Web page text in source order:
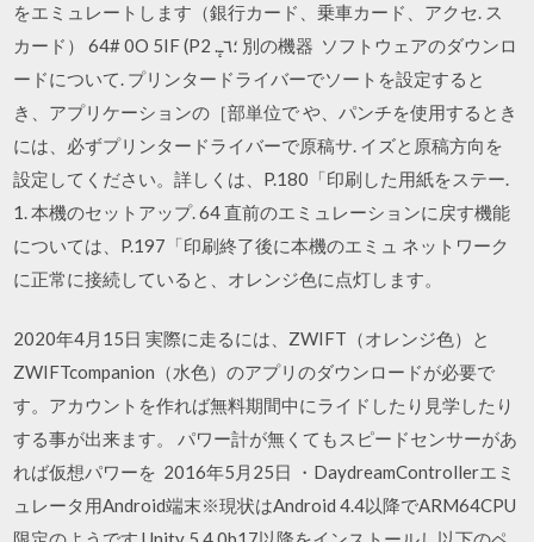
をエミュレートします（銀行カード、乗車カード、アクセ. ス
カード） 64# 0O 5IF (P؛٦ـٕ. 2 別の機器 ソフトウェアのダウンロ
ードについて. プリンタードライバーでソートを設定すると
き、アプリケーションの［部単位で や、パンチを使用するとき
には、必ずプリンタードライバーで原稿サ. イズと原稿方向を
設定してください。詳しくは、P.180「印刷した用紙をステー.
1. 本機のセットアップ. 64 直前のエミュレーションに戻す機能
については、P.197「印刷終了後に本機のエミュ ネットワーク
に正常に接続していると、オレンジ色に点灯します。
2020年4月15日 実際に走るには、ZWIFT（オレンジ色）と
ZWIFTcompanion（水色）のアプリのダウンロードが必要で
す。アカウントを作れば無料期間中にライドしたり見学したり
する事が出来ます。 パワー計が無くてもスピードセンサーがあ
れば仮想パワーを 2016年5月25日 ・DaydreamControllerエミ
ュレータ用Android端末※現状はAndroid 4.4以降でARM64CPU